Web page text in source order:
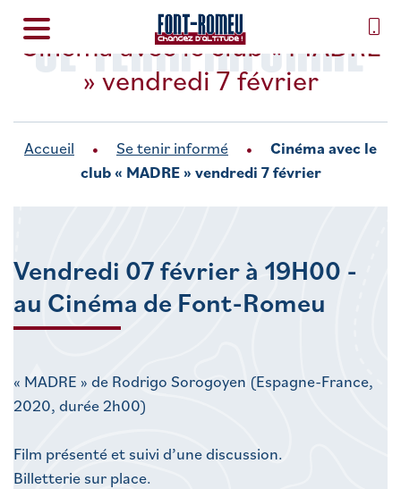
SE TENIR INFORMÉ
Cinéma avec le club « MADRE
» vendredi 7 février
Accueil Se tenir informé
Cinéma avec le
club « MADRE » vendredi 7 février
Vendredi 07 février à 19H00 -
au Cinéma de Font-Romeu
« MADRE » de Rodrigo Sorogoyen (Espagne-France,
2020, durée 2h00)
Film présenté et suivi d’une discussion.
Billetterie sur place.